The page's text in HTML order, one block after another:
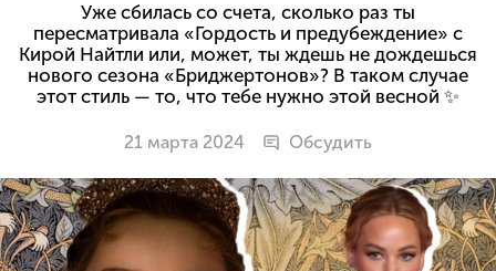
Уже сбилась со счета, сколько раз ты
пересматривала «Гордость и предубеждение» с
Кирой Найтли или, может, ты ждешь не дождешься
нового сезона «Бриджертонов»? В таком случае
этот стиль — то, что тебе нужно этой весной ✨
21 марта 2024 Обсудить